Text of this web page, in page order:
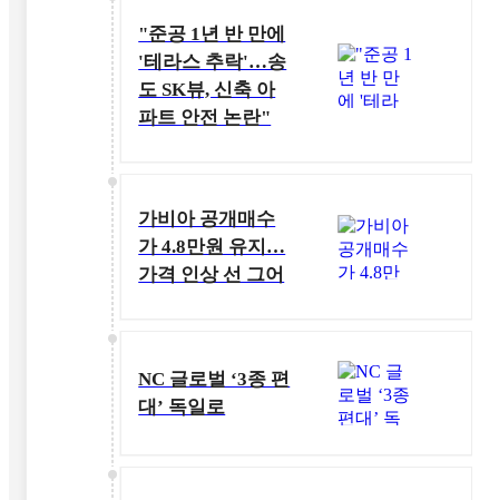
"준공 1년 반 만에
'테라스 추락'…송
도 SK뷰, 신축 아
파트 안전 논란"
가비아 공개매수
가 4.8만원 유지…
가격 인상 선 그어
NC 글로벌 ‘3종 편
대’ 독일로